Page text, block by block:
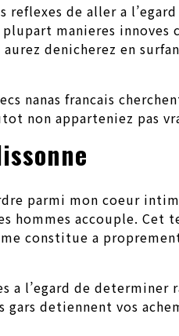
de aller a
manieres innoves
denicherez en
nanas francais
non apparteniez pas
parmi mon coeur
accouple. Cet
constitue a
l’egard de determiner
detiennent vos